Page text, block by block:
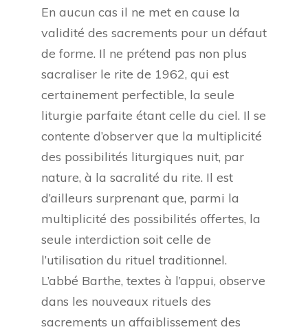
En aucun cas il ne met en cause la
validité des sacrements pour un défaut
de forme. Il ne prétend pas non plus
sacraliser le rite de 1962, qui est
certainement perfectible, la seule
liturgie parfaite étant celle du ciel. Il se
contente d’observer que la multiplicité
des possibilités liturgiques nuit, par
nature, à la sacralité du rite. Il est
d’ailleurs surprenant que, parmi la
multiplicité des possibilités offertes, la
seule interdiction soit celle de
l’utilisation du rituel traditionnel.
L’abbé Barthe, textes à l’appui, observe
dans les nouveaux rituels des
sacrements un affaiblissement des